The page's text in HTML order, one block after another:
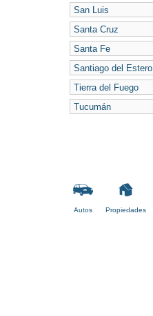
San Luis
Santa Cruz
Santa Fe
Santiago del Estero
Tierra del Fuego
Tucumán
Autos Propiedades